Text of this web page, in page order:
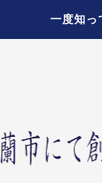
一度知っ